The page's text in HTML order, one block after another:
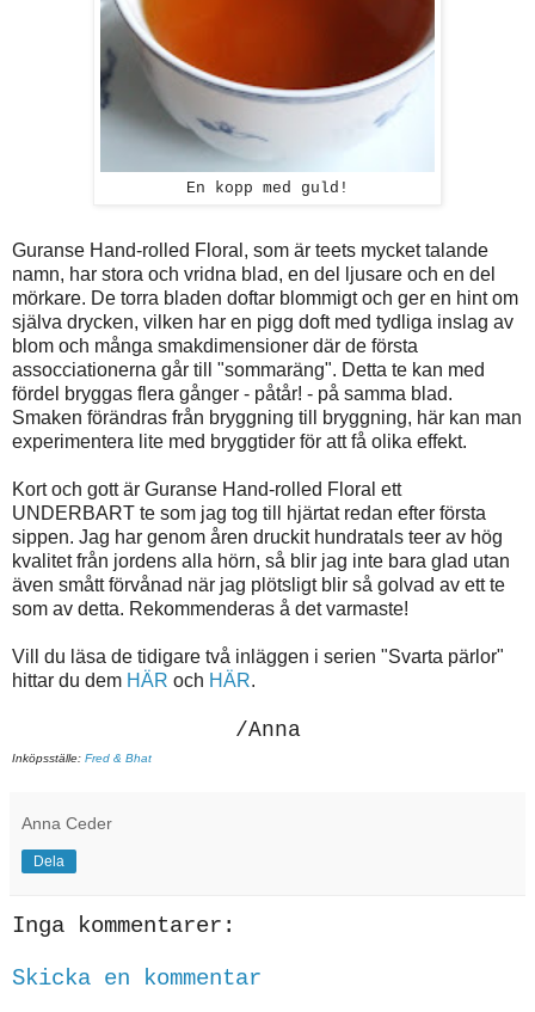
En kopp med guld!
Guranse Hand-rolled Floral, som är teets mycket talande
namn, har stora och vridna blad, en del ljusare och en del
mörkare. De torra bladen doftar blommigt och ger en hint om
själva drycken, vilken har en pigg doft med tydliga inslag av
blom och många smakdimensioner där de första
assocciationerna går till "sommaräng". Detta te kan med
fördel bryggas flera gånger - påtår! - på samma blad.
Smaken förändras från bryggning till bryggning, här kan man
experimentera lite med bryggtider för att få olika effekt.
Kort och gott är Guranse Hand-rolled Floral ett
UNDERBART te som jag tog till hjärtat redan efter första
sippen. Jag har genom åren druckit hundratals teer av hög
kvalitet från jordens alla hörn, så blir jag inte bara glad utan
även smått förvånad när jag plötsligt blir så golvad av ett te
som av detta. Rekommenderas å det varmaste!
Vill du läsa de tidigare två inläggen i serien "Svarta pärlor"
hittar du dem HÄR och HÄR.
/Anna
Inköpsställe: Fred & Bhat
Anna Ceder
Dela
Inga kommentarer:
Skicka en kommentar